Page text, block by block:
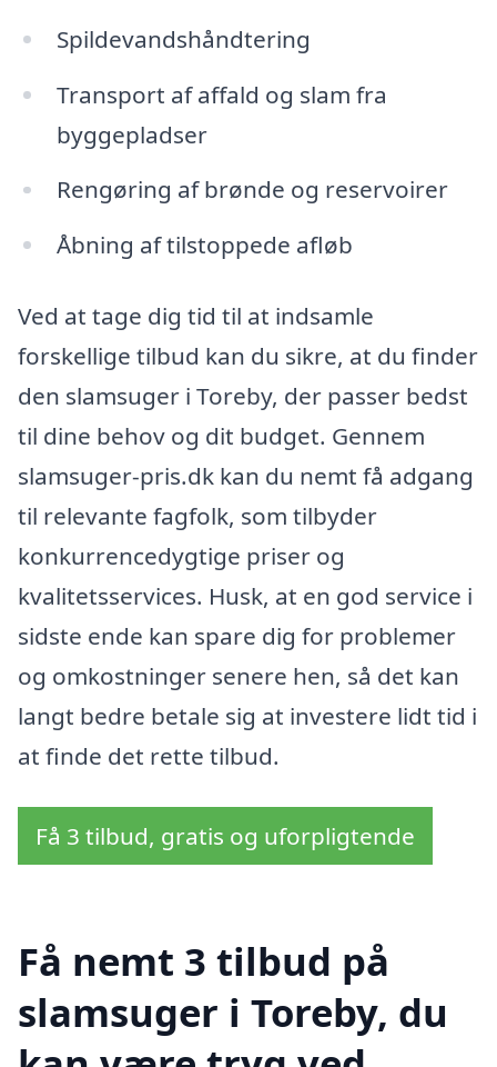
Spildevandshåndtering
Transport af affald og slam fra
byggepladser
Rengøring af brønde og reservoirer
Åbning af tilstoppede afløb
Ved at tage dig tid til at indsamle
forskellige tilbud kan du sikre, at du finder
den slamsuger i Toreby, der passer bedst
til dine behov og dit budget. Gennem
slamsuger-pris.dk kan du nemt få adgang
til relevante fagfolk, som tilbyder
konkurrencedygtige priser og
kvalitetsservices. Husk, at en god service i
sidste ende kan spare dig for problemer
og omkostninger senere hen, så det kan
langt bedre betale sig at investere lidt tid i
at finde det rette tilbud.
Få 3 tilbud, gratis og uforpligtende
Få nemt 3 tilbud på
slamsuger i Toreby, du